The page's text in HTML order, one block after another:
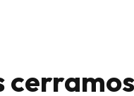
cerramos